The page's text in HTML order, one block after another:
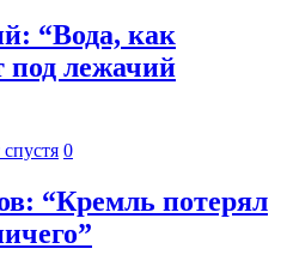
“Вода, как
под лежачий
спустя 0
“Кремль потерял